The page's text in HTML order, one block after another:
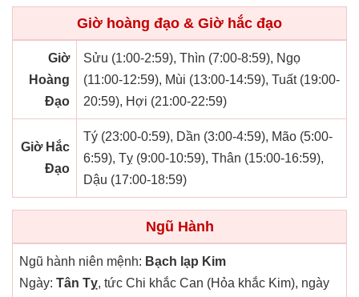
Giờ hoàng đạo & Giờ hắc đạo
Giờ
Hoàng
Đạo
Sửu (1:00-2:59), Thìn (7:00-8:59), Ngọ
(11:00-12:59), Mùi (13:00-14:59), Tuất (19:00-
20:59), Hợi (21:00-22:59)
Giờ Hắc
Đạo
Tý (23:00-0:59), Dần (3:00-4:59), Mão (5:00-
6:59), Tỵ (9:00-10:59), Thân (15:00-16:59),
Dậu (17:00-18:59)
Ngũ Hành
Ngũ hành niên mệnh: Bạch lạp Kim
Ngày: Tân Tỵ, tức Chi khắc Can (Hỏa khắc Kim), ngày